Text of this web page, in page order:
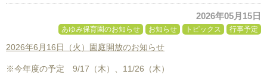
2026年05月15日
あゆみ保育園のお知らせ お知らせ トピックス 行事予定
2026年6月16日（火）園庭開放のお知らせ
※今年度の予定 9/17（木）、11/26（木）